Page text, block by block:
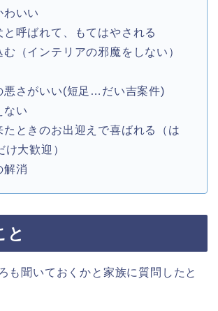
わいい
と呼ばれて、もてはやされる
む（インテリアの邪魔をしない）
悪さがいい(短足…だい吉案件)
ない
たときのお出迎えで喜ばれる（は
け大歓迎）
解消
と
も聞いておくかと家族に質問したと